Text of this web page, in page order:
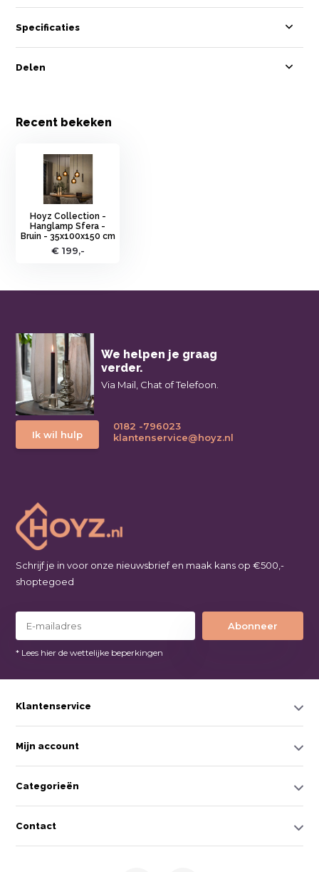
Specificaties
Delen
Recent bekeken
Hoyz Collection -
Hanglamp Sfera -
Bruin - 35x100x150 cm
€ 199,-
We helpen je graag
verder.
Via Mail, Chat of Telefoon.
Ik wil hulp
0182 -796023
klantenservice@hoyz.nl
Schrijf je in voor onze nieuwsbrief en maak kans op €500,-
shoptegoed
Abonneer
* Lees hier de wettelijke beperkingen
Klantenservice
Mijn account
Categorieën
Contact